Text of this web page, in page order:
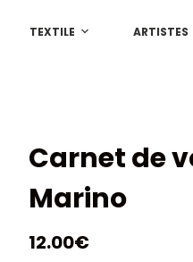
TEXTILE ARTISTES
Carnet de
Marino
12.00€